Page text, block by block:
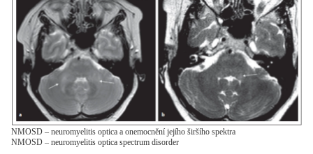
NMOSD – neuromyelitis optica a onemocnění jejího širšího spektra
NMOSD – neuromyelitis optica spectrum disorder